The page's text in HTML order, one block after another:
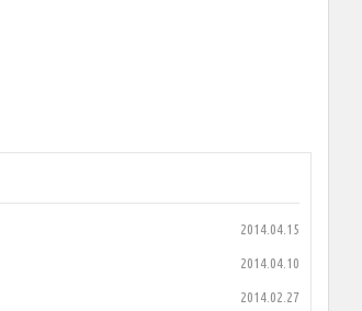
2014.04.15
2014.04.10
2014.02.27